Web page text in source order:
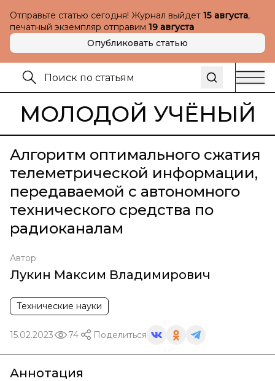
Отправьте статью сегодня! Журнал выйдет 15 августа,
печатный экземпляр отправим 19 августа
Опубликовать статью
МОЛОДОЙ УЧЁНЫЙ
Алгоритм оптимального сжатия
телеметрической информации,
передаваемой с автономного
технического средства по
радиоканалам
Автор
Лукин Максим Владимирович
Технические науки
15.02.2023 74 Поделиться
Аннотация